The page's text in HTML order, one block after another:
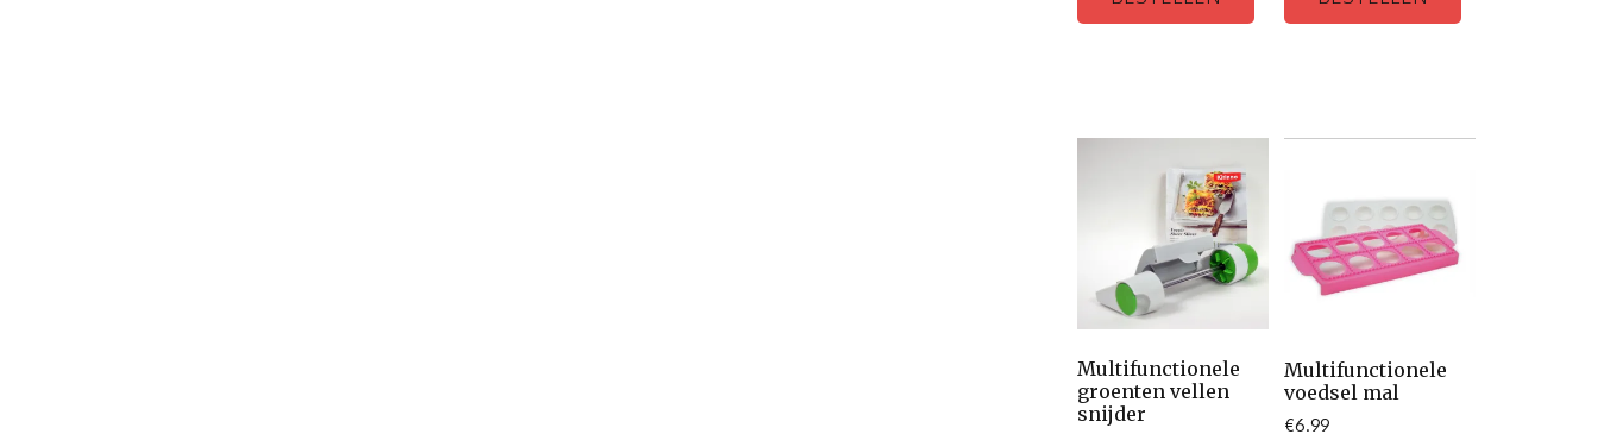
Multifunctionele
groenten vellen
snijder
Multifunctionele
voedsel mal
€6.99